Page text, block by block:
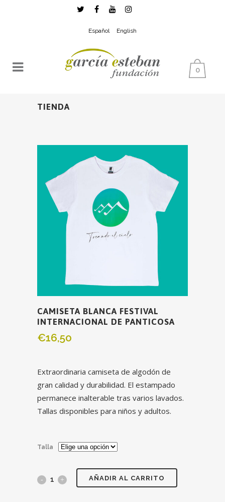
Español English
0
TIENDA
CAMISETA BLANCA FESTIVAL
INTERNACIONAL DE PANTICOSA
€16,50
Extraordinaria camiseta de algodón de
gran calidad y durabilidad. El estampado
permanece inalterable tras varios lavados.
Tallas disponibles para niños y adultos.
Talla
AÑADIR AL CARRITO